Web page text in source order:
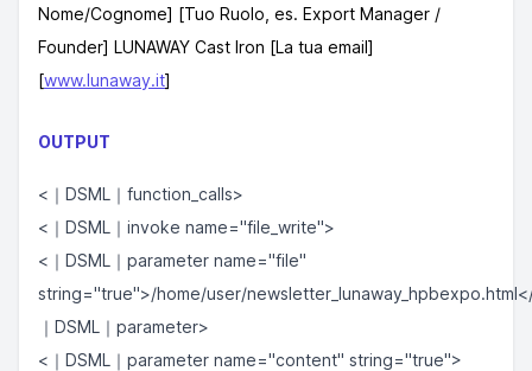
Nome/Cognome] [Tuo Ruolo, es. Export Manager /
Founder] LUNAWAY Cast Iron [La tua email]
[www.lunaway.it]
OUTPUT
<｜DSML｜function_calls>
<｜DSML｜invoke name="file_write">
<｜DSML｜parameter name="file"
string="true">/home/user/
｜DSML｜parameter>
<｜DSML｜parameter name="content" string="true">